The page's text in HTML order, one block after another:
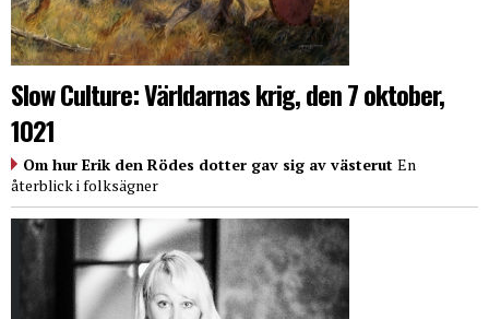
Slow Culture: Världarnas krig, den 7 oktober,
1021
Om hur Erik den Rödes dotter gav sig av västerut En
återblick i folksägner